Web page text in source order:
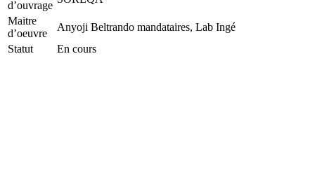
d’ouvrage
Maitre
d’oeuvre
Anyoji Beltrando mandataires, Lab Ingé
Statut
En cours